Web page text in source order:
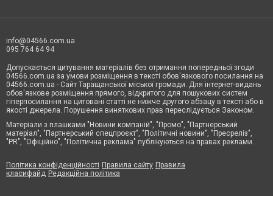
info@04566.com.ua
095 764 64 94
Допускається цитування матеріалів без отримання попередньої згоди
04566.com.ua за умови розміщення в тексті обов'язкового посилання на
04566.com.ua - Cайт Таращанської міської громади. Для інтернет-видань
обов'язкове розміщення прямого, відкритого для пошукових систем
гіперпосилання на цитовані статті не нижче другого абзацу в тексті або в
якості джерела. Порушення виняткових прав переслідується Законом.
Матеріали з плашками "Новини компаній", "Промо", "Партнерський
матеріал", "Партнерський спецпроєкт", "Політичні новини", "Пресреліз",
"PR", "Офіційно", "Політична реклама" публікуються на правах реклами.
Політика конфіденційності Правила сайту Правила
класифайд Редакційна політика